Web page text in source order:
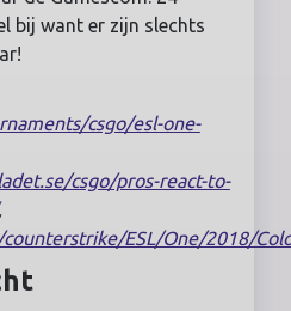
bij want er zijn slechts
csgo/esl-one-
csgo/pros-react-to-
ESL/One/2018/